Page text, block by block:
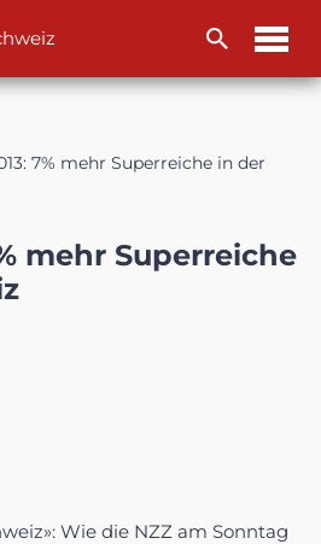
7% mehr Superreiche in der
mehr Superreiche
Wie die NZZ am Sonntag